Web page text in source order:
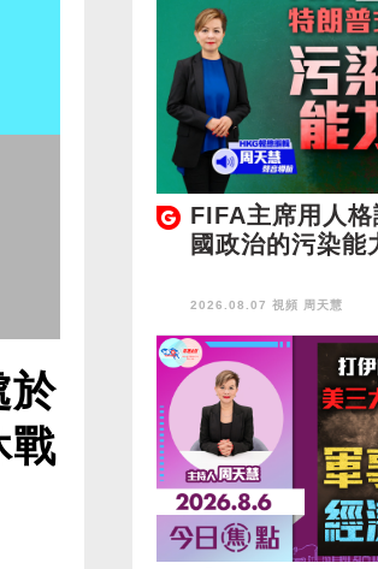
於
戰
FIFA主席用人
國政治的污染能
2026.08.07 視頻 周天慧